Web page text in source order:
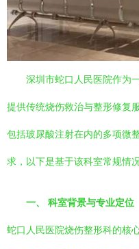
深圳市蛇口人民医院作为
提供传统烧伤救治与整形修复
包括玻尿酸注射在内的多项微
求，以下是基于该科室常规情
一、 科室背景与专业定位
蛇口人民医院烧伤整形科的核